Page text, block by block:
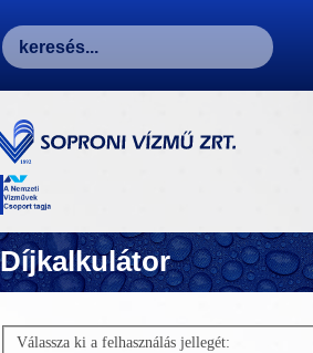
Díjkalkulátor
Válassza ki a felhasználás jellegét: